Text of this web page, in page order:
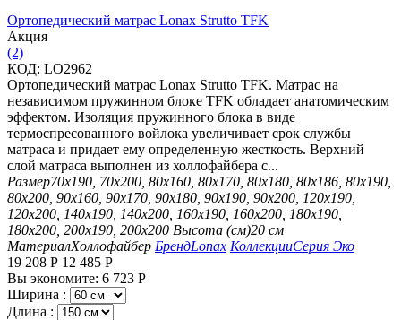
Ортопедический матрас Lonax Strutto TFK
Aкция
(2)
КОД: LO2962
Ортопедический матрас Lonax Strutto TFK. Матрас на
независимом пружинном блоке TFK обладает анатомическим
эффектом. Изоляция пружинного блока в виде
термоспресованного войлока увеличивает срок службы
матраса и придает ему определенную жесткость. Верхний
слой матраса выполнен из холлофайбера с...
Размер70х190, 70х200, 80х160, 80х170, 80х180, 80х186, 80х190,
80х200, 90х160, 90х170, 90х180, 90х190, 90х200, 120х190,
120х200, 140х190, 140х200, 160х190, 160х200, 180х190,
180х200, 200х190, 200х200 Высота (см)20 см
МатериалХоллофайбер БрендLonax КоллекцииСерия Эко
19 208 Р 12 485 Р
Вы экономите: 6 723 Р
Ширина :
Длина :